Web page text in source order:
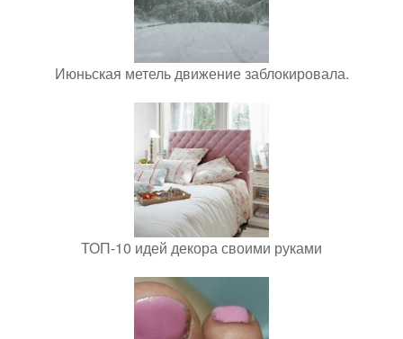
Июньская метель движение заблокировала.
ТОП-10 идей декора своими руками